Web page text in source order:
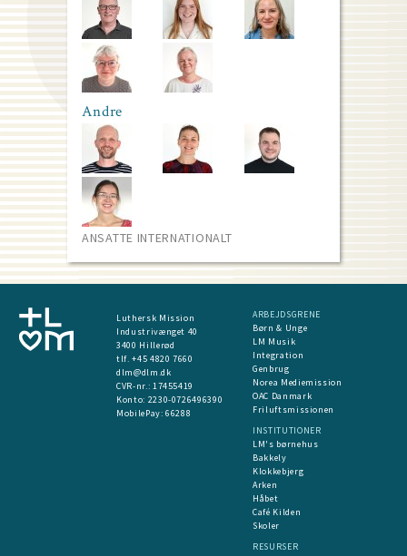
Andre
ANSATTE INTERNATIONALT
Luthersk Mission
Industrivænget 40
3400 Hillerød
tlf. +45 4820 7660
dlm@dlm.dk
CVR-nr.: 17455419
​Konto: 2230-0726496390
MobilePay:66288
ARBEJDSGRENE
Børn & Unge
LM Musik
Integration
Genbrug
Norea Mediemission
OAC Danmark
Friluftsmissionen
INSTITUTIONER
LM's børnehus
Bakkely
Klokkebjerg
Arken
Håbet
Café Kilden
Skoler
RESURSER